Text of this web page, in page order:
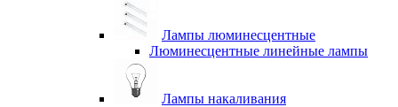
Лампы люминесцентные
Люминесцентные линейные лампы
Лампы накаливания